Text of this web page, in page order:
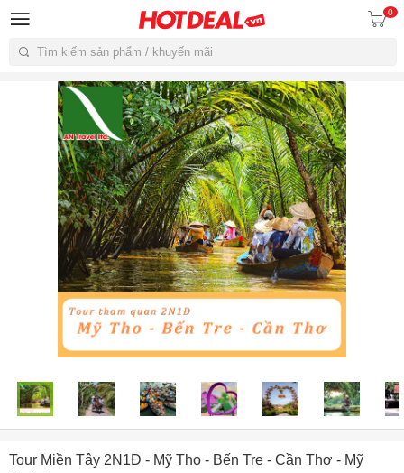
Tìm kiếm
0
Tour Miền Tây 2N1Đ - Mỹ Tho - Bến Tre - Cần Thơ - Mỹ